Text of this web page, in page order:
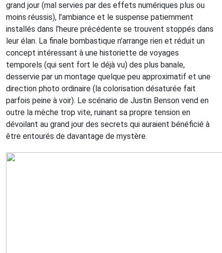
grand jour (mal servies par des effets numériques plus ou
moins réussis), l’ambiance et le suspense patiemment
installés dans l’heure précédente se trouvent stoppés dans
leur élan. La finale bombastique n’arrange rien et réduit un
concept intéressant à une historiette de voyages
temporels (qui sent fort le déjà vu) des plus banale,
desservie par un montage quelque peu approximatif et une
direction photo ordinaire (la colorisation désaturée fait
parfois peine à voir). Le scénario de Justin Benson vend en
outre la mèche trop vite, ruinant sa propre tension en
dévoilant au grand jour des secrets qui auraient bénéficié à
être entourés de davantage de mystère.